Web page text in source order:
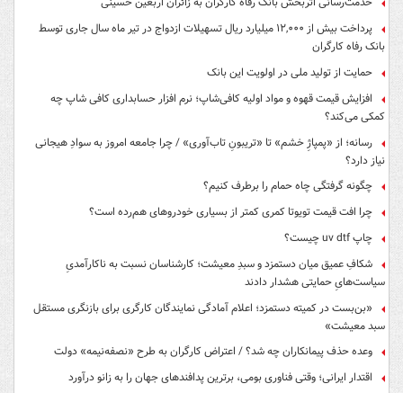
پرداخت بیش از ۱۲,۰۰۰ میلیارد ریال تسهیلات ازدواج در تیر ماه سال جاری توسط
بانک رفاه کارگران
حمایت از تولید ملی در اولویت این بانک
افزایش قیمت قهوه و مواد اولیه کافی‌شاپ؛ نرم افزار حسابداری کافی شاپ چه
کمکی می‌کند؟
رسانه؛ از «پمپاژِ خشم» تا «تریبونِ تاب‌آوری» / چرا جامعه امروز به سوادِ هیجانی
نیاز دارد؟
چگونه گرفتگی چاه حمام را برطرف کنیم؟
چرا افت قیمت تویوتا کمری کمتر از بسیاری خودروهای هم‌رده است؟
چاپ uv dtf چیست؟
شکافِ عمیق میان دستمزد و سبدِ معیشت؛ کارشناسان نسبت به ناکارآمدیِ
سیاست‌هایِ حمایتی هشدار دادند
«بن‌بست در کمیته دستمزد؛ اعلام آمادگی نمایندگان کارگری برای بازنگری مستقل
سبد معیشت»
وعده حذف پیمانکاران چه شد؟ / اعتراض کارگران به طرح «نصفه‌نیمه» دولت
اقتدار ایرانی؛ وقتی فناوری بومی، برترین پدافندهای جهان را به زانو درآورد